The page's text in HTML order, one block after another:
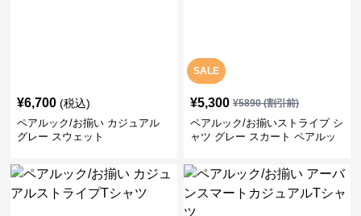
¥6,700 (税込)
ペアルック/お揃い カジュアル
グレー スウェット
SALE
¥5,300 ¥5890(割引前)
ペアルック/お揃いストライプ シ
ャツ グレー スカート ペアルッ